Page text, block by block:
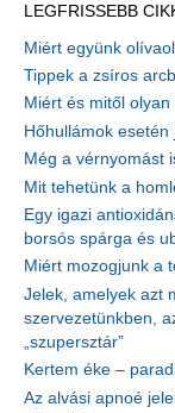
LEGFRISSEBB
Miért együnk
Tippek a zsíros
Miért és mitől
Hőhullámok
Még a vérnyomást
Mit tehetünk a
Egy igazi
borsós spárga és
Miért mozogjunk a
Jelek, amelyek azt
szervezetünkben,
„szupersztár”
Kertem éke –
Az alvási apnoé